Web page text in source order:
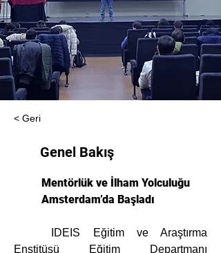
< Geri
Genel Bakış
Mentörlük ve İlham Yolculuğu
Amsterdam’da Başladı
Enstitüsü Eğitim Departmanı